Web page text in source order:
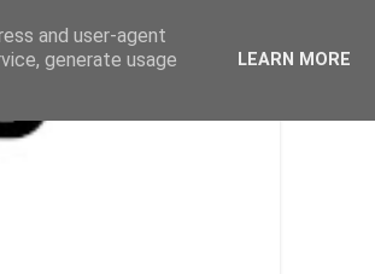
and user-agent
generate usage
LEARN MORE